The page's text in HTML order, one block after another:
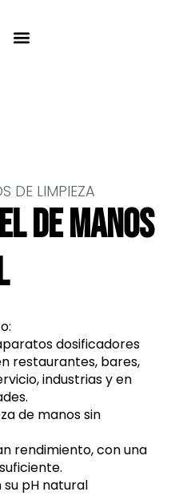
DE LIMPIEZA
DE MANOS
dosificadores
restaurantes, bares,
industrias y en
de manos sin
rendimiento, con una
su pH natural